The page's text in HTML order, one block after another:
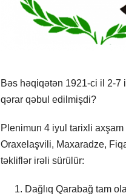
Bəs həqiqətən 1921-ci il 2-7
qərar qəbul edilmişdi?
Plenimun 4 iyul tarixli
Oraxelaşvili, Maxaradze,
təkliflər irəli sürülür:
Dağlıq Qarabağ tam